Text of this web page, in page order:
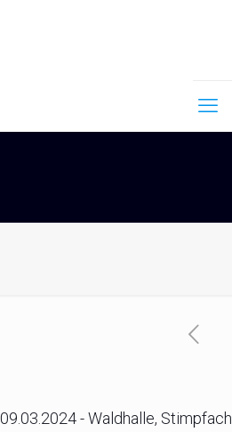
09.03.2024 - Waldhalle, Stimpfach